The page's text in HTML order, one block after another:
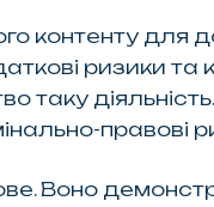
контенту
ризики
таку
правові
Воно